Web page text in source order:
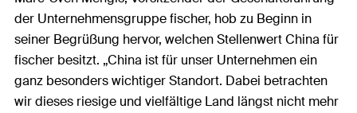
der Unternehmensgruppe fischer, hob zu Beginn in
seiner Begrüßung hervor, welchen Stellenwert China für
fischer besitzt. „China ist für unser Unternehmen ein
ganz besonders wichtiger Standort. Dabei betrachten
wir dieses riesige und vielfältige Land längst nicht mehr